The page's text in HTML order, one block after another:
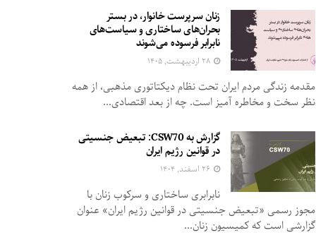
زنان سرپرست خانوار، در بستر
بحران‌های ساختاری و سیاست‌های
نابرابر فرسوده می‌شوند
مقدمه زندگی مردم ایران تحت نظام دیکتاتوری مذهبی، از همه
نظر سخت و مخاطره آمیز است. چه از بعد اقتصادی...
گزارش به CSW70: تبعیض جنسیتی
در قوانین رژیم ایران
نابرابری ساختاری و سرکوب زنان با
مجوز رسمی «تبعیض جنسیتی در قوانین رژیم ایران» عنوان
گزارشی است که کمیسیون زنان...